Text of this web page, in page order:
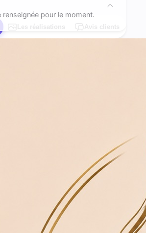
renseignée pour le moment.
Les réalisations Avis clients